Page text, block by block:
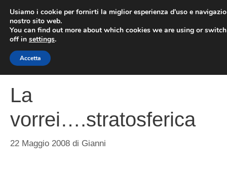
contenuto
La
vorrei….stratosferica
22 Maggio 2008 di Gianni
Usiamo i cookie per fornirti la miglior esperienza d'uso e
nostro sito web.
You can find out more about which cookies we are using or
off in settings.
Accetta